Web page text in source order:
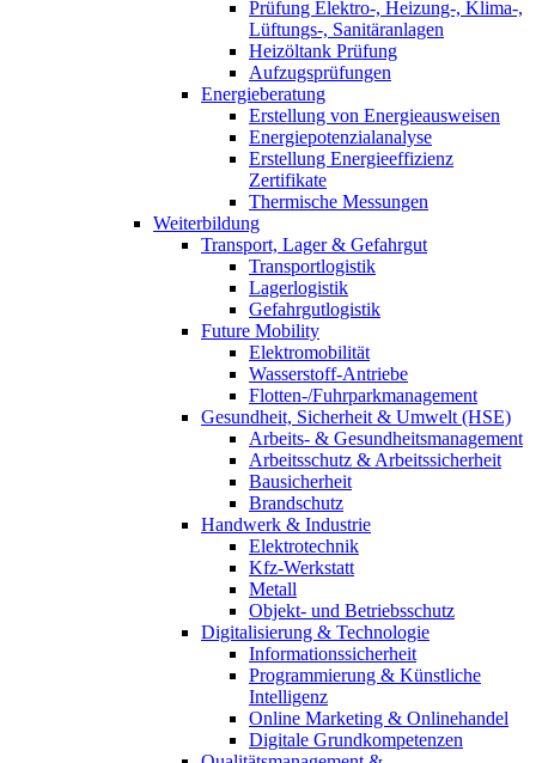
Prüfung Elektro-, Heizung-, Klima-,
Lüftungs-, Sanitäranlagen
Heizöltank Prüfung
Aufzugsprüfungen
Energieberatung
Erstellung von Energieausweisen
Energiepotenzialanalyse
Erstellung Energieeffizienz
Zertifikate
Thermische Messungen
Weiterbildung
Transport, Lager & Gefahrgut
Transportlogistik
Lagerlogistik
Gefahrgutlogistik
Future Mobility
Elektromobilität
Wasserstoff-Antriebe
Flotten-/Fuhrparkmanagement
Gesundheit, Sicherheit & Umwelt (HSE)
Arbeits- & Gesundheitsmanagement
Arbeitsschutz & Arbeitssicherheit
Bausicherheit
Brandschutz
Handwerk & Industrie
Elektrotechnik
Kfz-Werkstatt
Metall
Objekt- und Betriebsschutz
Digitalisierung & Technologie
Informationssicherheit
Programmierung & Künstliche
Intelligenz
Online Marketing & Onlinehandel
Digitale Grundkompetenzen